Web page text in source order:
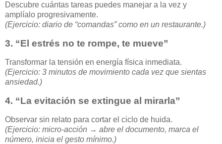
Descubre cuántas tareas puedes manejar a la vez y
amplíalo progresivamente.
(Ejercicio: diario de “comandas” como en un restaurante.)
3. “El estrés no te rompe, te mueve”
Transformar la tensión en energía física inmediata.
(Ejercicio: 3 minutos de movimiento cada vez que sientas
ansiedad.)
4. “La evitación se extingue al mirarla”
Observar sin relato para cortar el ciclo de huida.
(Ejercicio: micro-acción → abre el documento, marca el
número, inicia el gesto mínimo.)